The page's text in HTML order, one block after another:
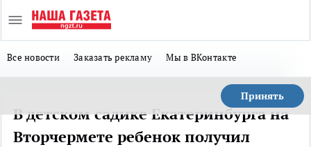
Все новости Заказать рекламу Мы в ВКонтакте
Принять
В детском садике Екатеринбурга на
Вторчермете ребенок получил